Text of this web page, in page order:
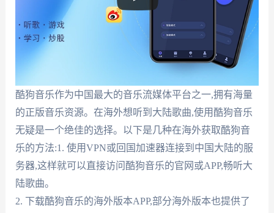
酷狗音乐作为中国最大的音乐流媒体平台之一,拥有海量
的正版音乐资源。在海外想听到大陆歌曲,使用酷狗音乐
无疑是一个绝佳的选择。以下是几种在海外获取酷狗音
乐的方法:1. 使用VPN或回国加速器连接到中国大陆的服
务器,这样就可以直接访问酷狗音乐的官网或APP,畅听大
陆歌曲。
2. 下载酷狗音乐的海外版本APP,部分海外版本也提供了